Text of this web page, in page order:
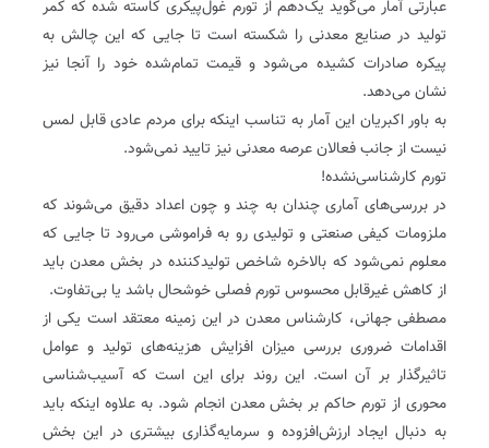
عبارتی آمار می‌گوید یک‌دهم از تورم غول‌پیکری کاسته شده که کمر
تولید در صنایع معدنی را شکسته است تا جایی که این چالش به
پیکره صادرات کشیده می‌شود و قیمت تمام‌شده خود را آنجا نیز
نشان می‌دهد.
به باور اکبریان این آمار به تناسب اینکه برای مردم عادی قابل لمس
نیست از جانب فعالان عرصه معدنی نیز تایید نمی‌شود.
تورم کارشناسی‌نشده!
در بررسی‌های آماری چندان به چند و چون اعداد دقیق می‌شوند که
ملزومات کیفی صنعتی و تولیدی رو به فراموشی می‌رود تا جایی که
معلوم نمی‌شود که بالاخره شاخص تولیدکننده در بخش معدن باید
از کاهش غیرقابل محسوس تورم فصلی خوشحال باشد یا بی‌تفاوت.
مصطفی جهانی، کارشناس معدن در این زمینه معتقد است یکی از
اقدامات ضروری بررسی میزان افزایش هزینه‌های تولید و عوامل
تاثیرگذار بر آن است. این روند برای این است که آسیب‌شناسی
محوری از تورم حاکم بر بخش معدن انجام شود. به علاوه اینکه باید
به دنبال ایجاد ارزش‌افزوده و سرمایه‌گذاری بیشتری در این بخش